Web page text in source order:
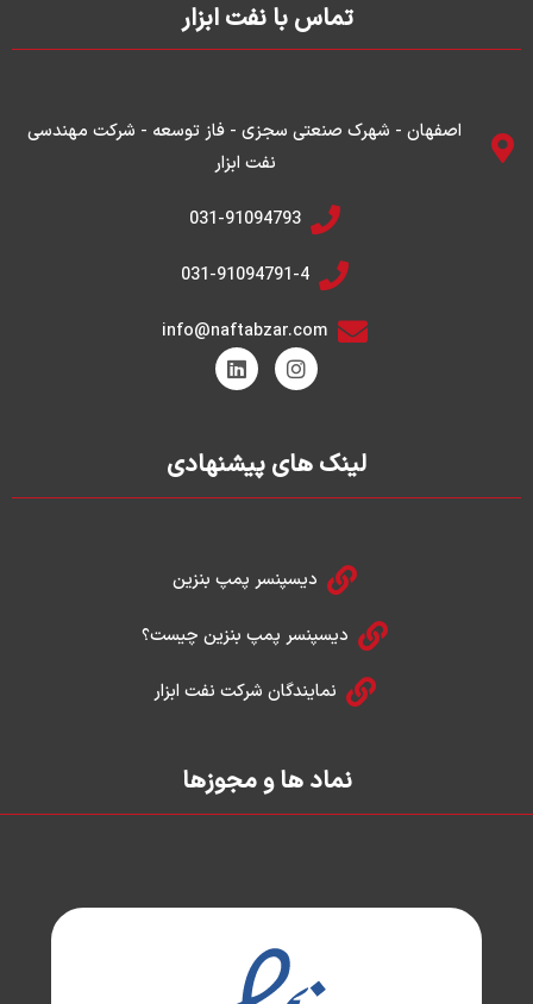
تماس با نفت ابزار
اصفهان - شهرک صنعتی سجزی - فاز توسعه - شرکت مهندسی
نفت ابزار
031-91094793
031-91094791-4
info@naftabzar.com
I
n
s
g
a
L
i
n
d
i
n
لینک های پیشنهادی
دیسپنسر پمپ بنزین
دیسپنسر پمپ بنزین چیست؟
نمایندگان شرکت نفت ابزار
نماد ها و مجوزها